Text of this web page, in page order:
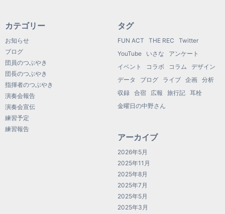
カテゴリー
お知らせ
ブログ
団員のつぶやき
団長のつぶやき
指揮者のつぶやき
演奏会報告
演奏会宣伝
練習予定
練習報告
タグ
FUN ACT THE REC
Twitter
YouTube
いさな
アンケート
イベント
コラボ コラム
デザイン
データ
ブログ ライブ 企画
分析
収録
合宿 広報 旅行記
耳栓
金曜日の中野さん
アーカイブ
2026年5月
2025年11月
2025年8月
2025年7月
2025年5月
2025年3月